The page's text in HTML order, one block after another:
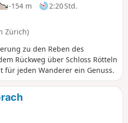
-154 m
2:20 Std.
Zürich)
zu den Reben des
Rückweg über Schloss Rötteln
für jeden Wanderer ein Genuss.